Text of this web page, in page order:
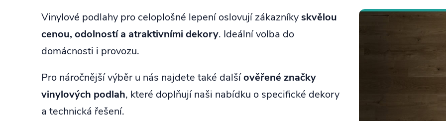
Vinylové podlahy pro celoplošné lepení oslovují zákazníkyskvělou
cenou, odolností a atraktivními dekory. Ideální volba do
domácnosti i provozu.
Pro náročnější výběr u nás najdete také dalšíověřené značky
vinylových podlah, které doplňují naši nabídku o specifické dekory
a technická řešení.